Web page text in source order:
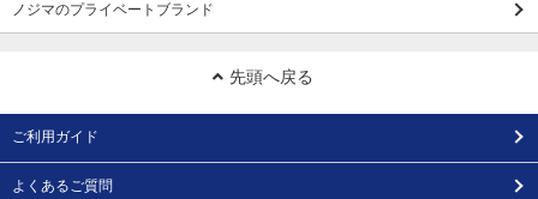
ノジマのプライベートブランド
先頭へ戻る
ご利用ガイド
よくあるご質問